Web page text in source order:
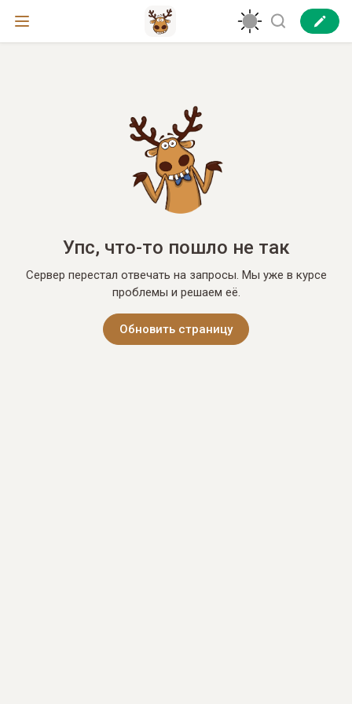
Упс, что-то пошло не так
Сервер перестал отвечать на запросы. Мы уже в курсе
проблемы и решаем её.
Обновить страницу